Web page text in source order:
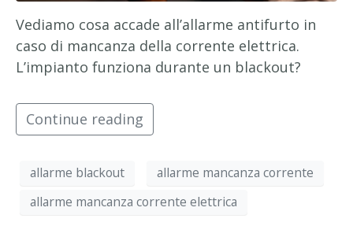
Vediamo cosa accade all’allarme antifurto in
caso di mancanza della corrente elettrica.
L’impianto funziona durante un blackout?
Continue reading
allarme blackout
allarme mancanza corrente
allarme mancanza corrente elettrica